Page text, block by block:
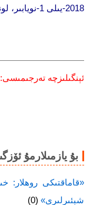
2018-يىلى 1-نويابىر، لوندوندا يېزىلدى.
ئېنگىلىزچە تەرجىمىسى:
بۇ يازمىلارمۇ
«قاماقتىكى روھلار:
شېئىرلىرى» (0)